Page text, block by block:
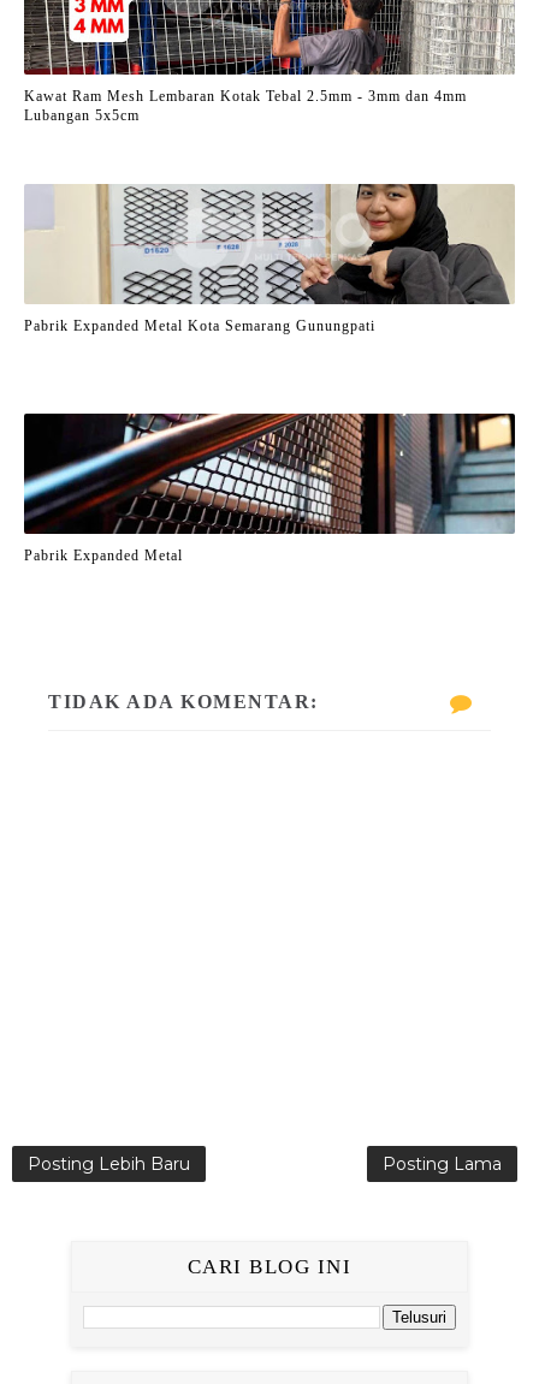
Kawat Ram Mesh Lembaran Kotak Tebal 2.5mm - 3mm dan 4mm
Lubangan 5x5cm
Pabrik Expanded Metal Kota Semarang Gunungpati
Pabrik Expanded Metal
TIDAK ADA KOMENTAR:
Posting Lebih Baru Posting Lama
CARI BLOG INI